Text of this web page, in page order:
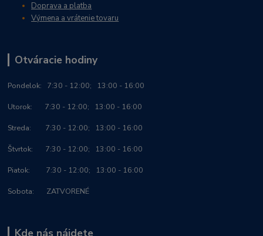
Doprava a platba
Výmena a vrátenie tovaru
Otváracie hodiny
Pondelok: 7:30 - 12:00; 13:00 - 16:00
Utorok: 7:30 - 12:00; 13:00 - 16:00
Streda: 7:30 - 12:00; 13:00 - 16:00
Štvrtok: 7:30 - 12:00; 13:00 - 16:00
Piatok: 7:30 - 12:00; 13:00 - 16:00
Sobota: ZATVORENÉ
Kde nás nájdete